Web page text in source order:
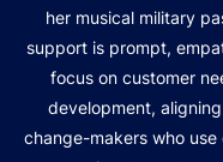
her musical military
support is prompt,
focus on customer
development,
change-makers who